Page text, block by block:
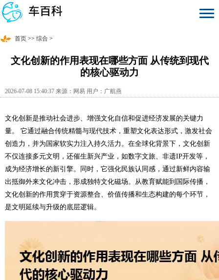
首页 >> 综合 >
文化创新的作用表现在哪些方面 从传统到现代
的核心驱动力
2026-07-08 15:40:37 来源：网易 用户：广航燕
文化创新是推动社会进步、增强文化自信和促进经济发展的关键力
量。 它通过融合传统精髓与现代技术，重塑文化表达形式，激发社会
创造力，并为国家软实力注入持久活力。在全球化背景下，文化创新
不仅连接多元文明，还催生新兴产业，如数字文旅、非遗IP开发等，
成为经济增长的新引擎。同时，它强化民族认同感，通过新鲜内容输
出抵御外来文化冲击，形成独特文化磁场。从教育赋能到国际传播，
文化创新的作用贯穿于资源整合、价值传播和生态构建的每个环节，
是文明延续与升级的底层逻辑。